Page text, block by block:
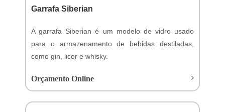
Garrafa Siberian
A garrafa Siberian é um modelo de vidro usado
para o armazenamento de bebidas destiladas,
como gin, licor e whisky.
Orçamento Online